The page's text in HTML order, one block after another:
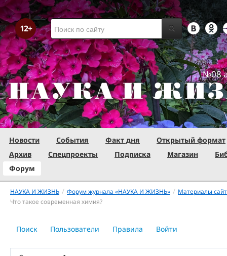
№08
Новости События Факт дня
Открытый формат
Архив
Спецпроекты Подписка Магазин
Форум
НАУКА И ЖИЗНЬ / Форум журнала «НАУКА И ЖИЗНЬ» / Материалы
Что такое современная химия?
Поиск Пользователи Правила Войти